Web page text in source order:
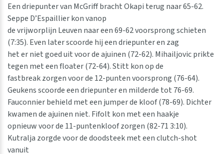
Een driepunter van McGriff bracht Okapi terug naar 65-62.
Seppe D’Espaillier kon vanop
de vrijworplijn Leuven naar een 69-62 voorsprong schieten
(7:35). Even later scoorde hij een driepunter en zag
het er niet goed uit voor de ajuinen (72-62). Mihailjovic prikte
tegen met een floater (72-64). Stitt kon op de
fastbreak zorgen voor de 12-punten voorsprong (76-64).
Geukens scoorde een driepunter en milderde tot 76-69.
Fauconnier behield met een jumper de kloof (78-69). Dichter
kwamen de ajuinen niet. Fifolt kon met een haakje
opnieuw voor de 11-puntenkloof zorgen (82-71 3:10).
Kutralja zorgde voor de doodsteek met een clutch-shot
vanuit